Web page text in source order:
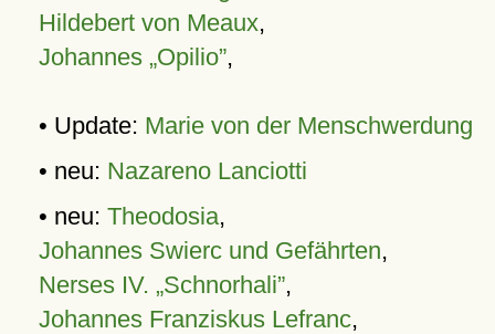
Hildebert von Meaux,
Johannes „Opilio”,
• Update: Marie von der Menschwerdung
• neu: Nazareno Lanciotti
• neu: Theodosia,
Johannes Swierc und Gefährten,
Nerses IV. „Schnorhali”,
Johannes Franziskus Lefranc,